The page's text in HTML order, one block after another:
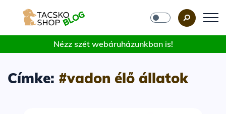
Nézz szét webáruházunkban is!
Címke: #vadon élő állatok